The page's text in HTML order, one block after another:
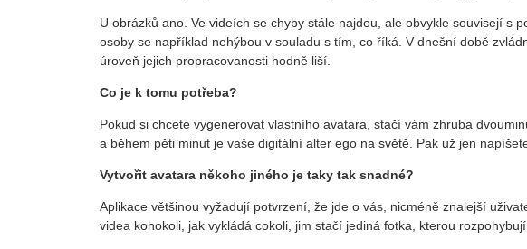
U obrázků ano. Ve videích se chyby stále najdou, ale obvykle souvisejí s
osoby se například nehýbou v souladu s tím, co říká. V dnešní době
úroveň jejich propracovanosti hodně liší.
Co je k tomu potřeba?
Pokud si chcete vygenerovat vlastního avatara, stačí vám zhruba
a během pěti minut je vaše digitální alter ego na světě. Pak už jen
Vytvořit avatara někoho jiného je taky tak snadné?
Aplikace většinou vyžadují potvrzení, že jde o vás, nicméně znalejší
videa kohokoli, jak vykládá cokoli, jim stačí jediná fotka, kterou